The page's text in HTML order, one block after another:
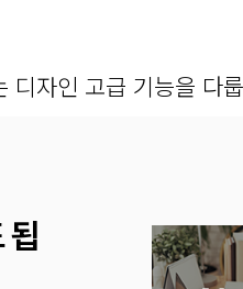
디자인 고급 기능을 다
됩